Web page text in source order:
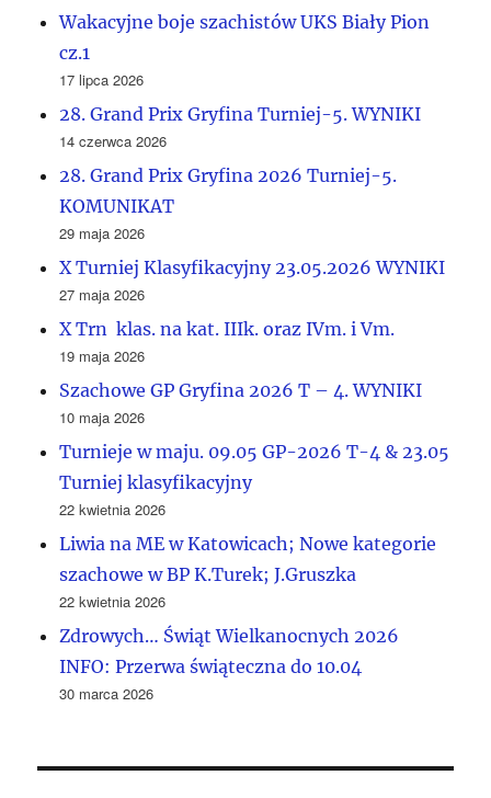
Wakacyjne boje szachistów UKS Biały Pion
cz.1
17 lipca 2026
28. Grand Prix Gryfina Turniej-5. WYNIKI
14 czerwca 2026
28. Grand Prix Gryfina 2026 Turniej-5.
KOMUNIKAT
29 maja 2026
X Turniej Klasyfikacyjny 23.05.2026 WYNIKI
27 maja 2026
X Trn klas. na kat. IIIk. oraz IVm. i Vm.
19 maja 2026
Szachowe GP Gryfina 2026 T – 4. WYNIKI
10 maja 2026
Turnieje w maju. 09.05 GP-2026 T-4 & 23.05
Turniej klasyfikacyjny
22 kwietnia 2026
Liwia na ME w Katowicach; Nowe kategorie
szachowe w BP K.Turek; J.Gruszka
22 kwietnia 2026
Zdrowych… Świąt Wielkanocnych 2026
INFO: Przerwa świąteczna do 10.04
30 marca 2026